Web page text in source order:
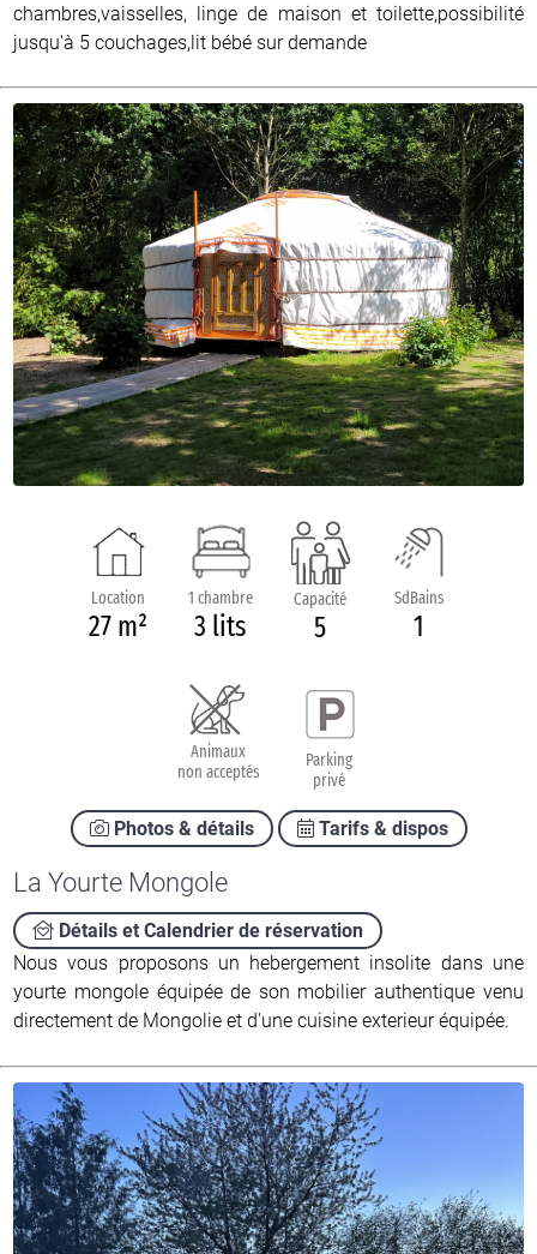
chambres,vaisselles, linge de maison et toilette,possibilité
jusqu'à 5 couchages,lit bébé sur demande
Location
27 m²
1 chambre
3 lits
Capacité
5
SdBains
1
Animaux
non acceptés
Parking
privé
Photos & détails Tarifs & dispos
La Yourte Mongole
Détails et Calendrier de réservation
Nous vous proposons un hebergement insolite dans une
yourte mongole équipée de son mobilier authentique venu
directement de Mongolie et d'une cuisine exterieur équipée.